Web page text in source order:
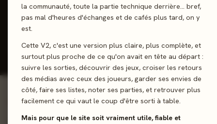
la communauté, toute la partie technique derrière… bref,
pas mal d'heures d'échanges et de cafés plus tard, on y
est.
Cette V2, c'est une version plus claire, plus complète, et
surtout plus proche de ce qu'on avait en tête au départ :
suivre les sorties, découvrir des jeux, croiser les retours
des médias avec ceux des joueurs, garder ses envies de
côté, faire ses listes, noter ses parties, et retrouver plus
facilement ce qui vaut le coup d'être sorti à table.
Mais pour que le site soit vraiment utile, fiable et
J'ai joué Envie de jouer Wishlist
Donner mon avis
01 - LE JEU